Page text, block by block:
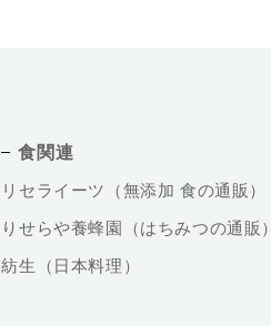
食関連
リセライーツ（無添加 食の通販）
りせらや養蜂園（はちみつの通販）
紡生（日本料理）